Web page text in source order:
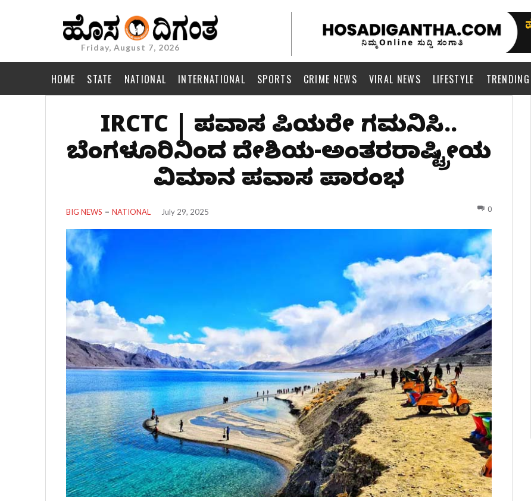
Friday, August 7, 2026
HOME STATE NATIONAL INTERNATIONAL SPORTS CRIME NEWS VIRAL NEWS LIFESTYLE TRENDING
IRCTC | ಪ್ರವಾಸ ಪ್ರಿಯರೇ ಗಮನಿಸಿ..
ಬೆಂಗಳೂರಿನಿಂದ ದೇಶಿಯ-ಅಂತರರಾಷ್ಟ್ರೀಯ
ವಿಮಾನ ಪ್ರವಾಸ ಪ್ರಾರಂಭ
BIG NEWS NATIONAL July 29, 2025 0